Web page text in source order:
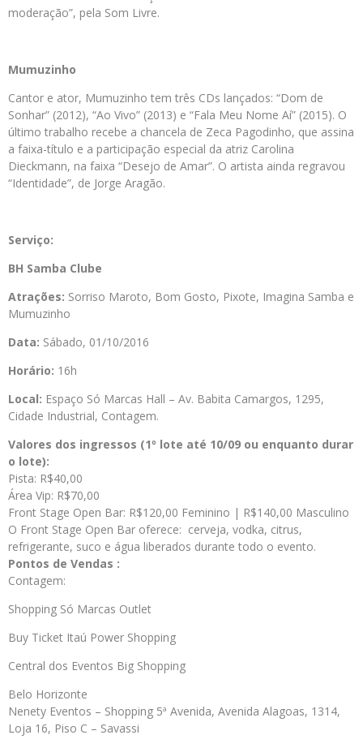
moderação”, pela Som Livre.
Mumuzinho
Cantor e ator, Mumuzinho tem três CDs lançados: “Dom de
Sonhar” (2012), “Ao Vivo” (2013) e “Fala Meu Nome Aí” (2015). O
último trabalho recebe a chancela de Zeca Pagodinho, que assina
a faixa-título e a participação especial da atriz Carolina
Dieckmann, na faixa “Desejo de Amar”. O artista ainda regravou
“Identidade”, de Jorge Aragão.
Serviço:
BH Samba Clube
Atrações: Sorriso Maroto, Bom Gosto, Pixote, Imagina Samba e
Mumuzinho
Data: Sábado, 01/10/2016
Horário: 16h
Local: Espaço Só Marcas Hall – Av. Babita Camargos, 1295,
Cidade Industrial, Contagem.
Valores dos ingressos (1º lote até 10/09 ou enquanto durar
o lote):
Pista: R$40,00
Área Vip: R$70,00
Front Stage Open Bar: R$120,00 Feminino | R$140,00 Masculino
O Front Stage Open Bar oferece: cerveja, vodka, citrus,
refrigerante, suco e água liberados durante todo o evento.
Pontos de Vendas :
Contagem:
Shopping Só Marcas Outlet
Buy Ticket Itaú Power Shopping
Central dos Eventos Big Shopping
Belo Horizonte
Nenety Eventos – Shopping 5ª Avenida, Avenida Alagoas, 1314,
Loja 16, Piso C – Savassi